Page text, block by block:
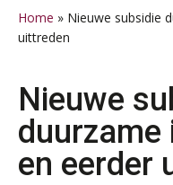
Home » Nieuwe subsidie
uittreden
Nieuwe
duurzame
en eerder